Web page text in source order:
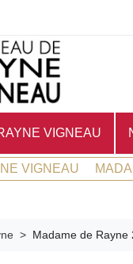
VIGNEAU
VIGNEAU
Madame de Rayne